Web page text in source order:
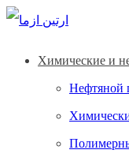
Химические и
Нефтяной